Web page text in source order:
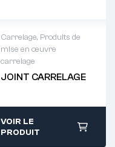
Carrelage, Produits de
mise en œuvre
carrelage
JOINT CARRELAGE
Demande de
93 38
VOIR LE
PRODUIT